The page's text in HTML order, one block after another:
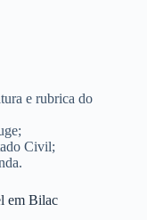
e rubrica do
Civil;
em Bilac